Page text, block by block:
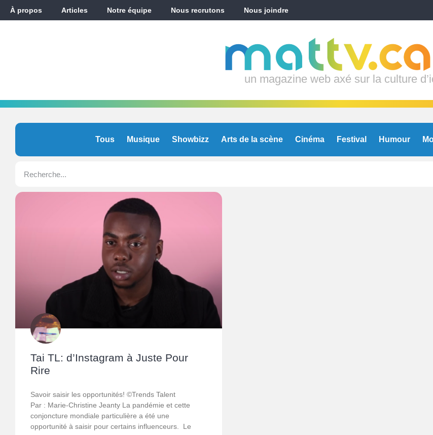
À propos Articles Notre équipe Nous recrutons Nous joindre
un magazine web axé sur la culture
Tous Musique Showbizz Arts de la scène Cinéma Festival Humour
Tai TL: d’Instagram à Juste Pour
Rire
Savoir saisir les opportunités! ©Trends Talent
Par : Marie-Christine Jeanty La pandémie et cette
conjoncture mondiale particulière a été une
opportunité à saisir pour certains influenceurs. Le